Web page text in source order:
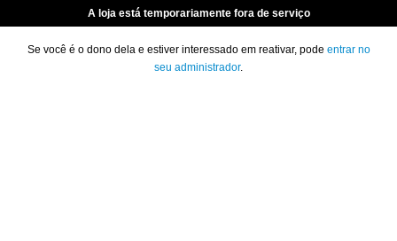
A loja está temporariamente fora de serviço
Se você é o dono dela e estiver interessado em reativar, pode entrar no
seu administrador.